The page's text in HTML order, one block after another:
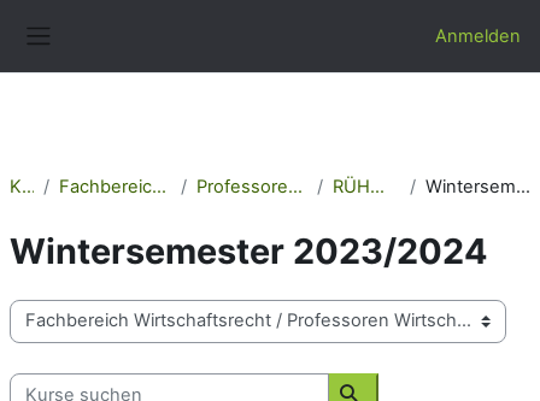
Anmelden
Kurse Fachbereich Wirtschaftsrecht Professoren Wirtschaftsrecht RÜHMKORF (Prof.) Wintersemester 2023/2024
Wintersemester 2023/2024
Kursbereiche
Kurse suchen